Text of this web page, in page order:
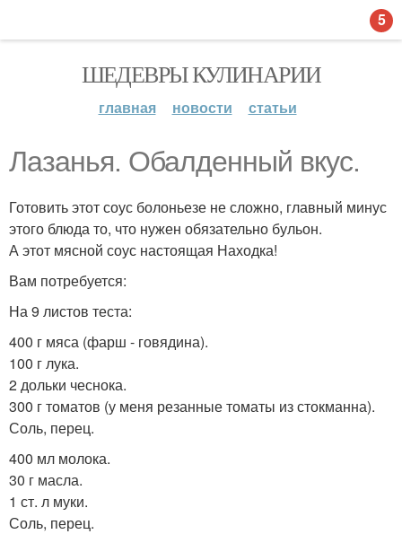
ШЕДЕВРЫ КУЛИНАРИИ
главная новости статьи
Лазанья. Обалденный вкус.
Готовить этот соус болоньезе не сложно, главный минус
этого блюда то, что нужен обязательно бульон.
А этот мясной соус настоящая Находка!
Вам потребуется:
На 9 листов теста:
400 г мяса (фарш - говядина).
100 г лука.
2 дольки чеснока.
300 г томатов (у меня резанные томаты из стокманна).
Соль, перец.
400 мл молока.
30 г масла.
1 ст. л муки.
Соль, перец.
5